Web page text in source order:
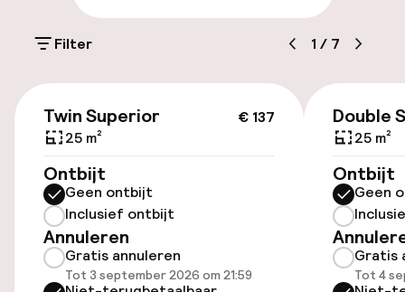
Parkeergelegenheid op eigen terrein
(buiten)
Openbaar parkeren
Toegankelijkheid
Lift
Kamers
Filter 1 / 7
€ 137
Twin Superior
25 m²
Ontbijt
Geen ontbijt
Inclusief ontbijt
Annuleren
Gratis annuleren
Tot 3 september 2026 om 21:59
Double
25 m²
Ontbijt
Geen
Gratis
Tot 4